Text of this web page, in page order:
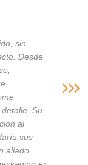
sin
Desde
Su
al
sus
aliado